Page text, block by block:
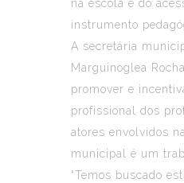
na escola e do
instrumento
A secretária
Marguinoglea
promover e
profissional dos
atores envolvidos
municipal é um
“Temos buscado